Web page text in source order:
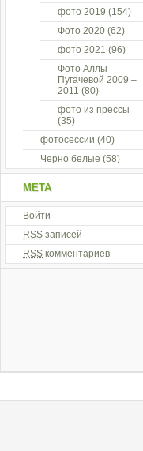
фото 2019 (154)
Фото 2020 (62)
фото 2021 (96)
Фото Аллы
Пугачевой 2009 –
2011 (80)
фото из прессы
(35)
фотосессии (40)
Черно белые (58)
МЕТА
Войти
RSS записей
RSS комментариев